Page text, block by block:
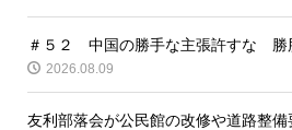
＃５２ 中国の勝手な主張許すな 勝
2026.08.09
友利部落会が公民館の改修や道路整